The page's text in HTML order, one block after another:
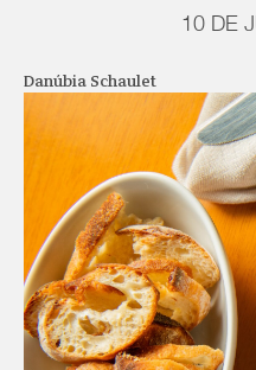
10 DE
Danúbia Schaulet